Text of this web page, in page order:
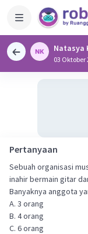
Natasya
03 Oktober
Pertanyaan
Sebuah organisasi
inahir bermain gitar
Banyaknya anggota
A. 3 orang
B. 4 orang
C. 6 orang